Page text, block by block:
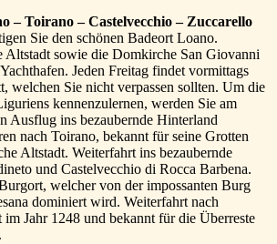
– Toirano – Castelvecchio – Zuccarello
Sie den schönen Badeort Loano.
Altstadt sowie die Domkirche San Giovanni
Jeden Freitag findet vormittags
welchen Sie nicht verpassen sollten. Um die
kennenzulernen, werden Sie am
Ausflug ins bezaubernde Hinterland
nach Toirano, bekannt für seine Grotten
Altstadt. Weiterfahrt ins bezaubernde
und Castelvecchio di Rocca Barbena.
welcher von der impossanten Burg
dominiert wird. Weiterfahrt nach
Jahr 1248 und bekannt für die Überreste